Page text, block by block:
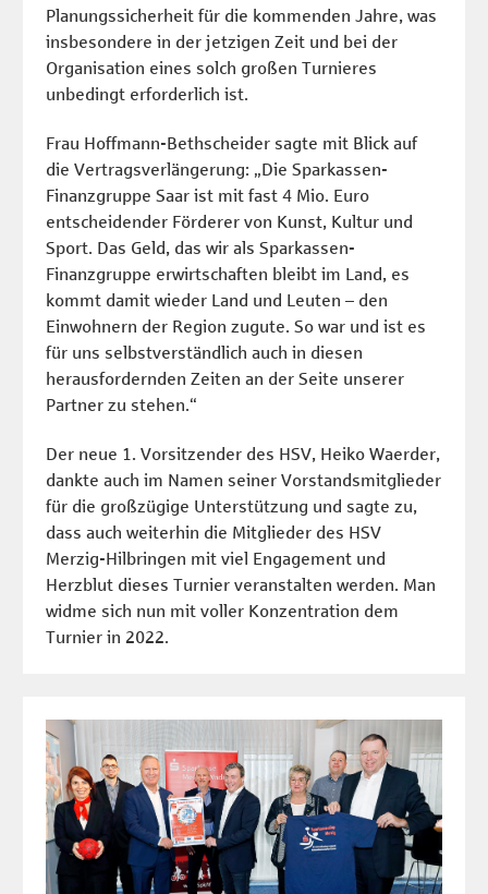
Planungssicherheit für die kommenden Jahre, was
insbesondere in der jetzigen Zeit und bei der
Organisation eines solch großen Turnieres
unbedingt erforderlich ist.
Frau Hoffmann-Bethscheider sagte mit Blick auf
die Vertragsverlängerung: „Die Sparkassen-
Finanzgruppe Saar ist mit fast 4 Mio. Euro
entscheidender Förderer von Kunst, Kultur und
Sport. Das Geld, das wir als Sparkassen-
Finanzgruppe erwirtschaften bleibt im Land, es
kommt damit wieder Land und Leuten – den
Einwohnern der Region zugute. So war und ist es
für uns selbstverständlich auch in diesen
herausfordernden Zeiten an der Seite unserer
Partner zu stehen.“
Der neue 1. Vorsitzender des HSV, Heiko Waerder,
dankte auch im Namen seiner Vorstandsmitglieder
für die großzügige Unterstützung und sagte zu,
dass auch weiterhin die Mitglieder des HSV
Merzig-Hilbringen mit viel Engagement und
Herzblut dieses Turnier veranstalten werden. Man
widme sich nun mit voller Konzentration dem
Turnier in 2022.